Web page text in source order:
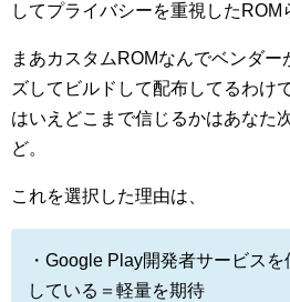
してプライバシーを重視したROM
まあカスタムROMなんでベンダー
ズしてビルドして配布してるわけ
はいえどこまで信じるかはあなた
ど。
これを選択した理由は、
・Google Play開発者サービス
している＝軽量を期待